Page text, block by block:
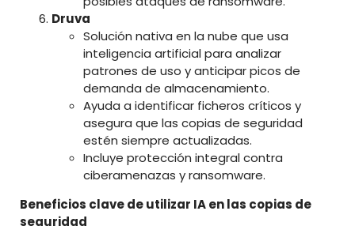
Druva
Solución nativa en la nube que usa
inteligencia artificial para analizar
patrones de uso y anticipar picos de
demanda de almacenamiento.
Ayuda a identificar ficheros críticos y
asegura que las copias de seguridad
estén siempre actualizadas.
Incluye protección integral contra
ciberamenazas y ransomware.
Beneficios clave de utilizar IA en las copias de
seguridad